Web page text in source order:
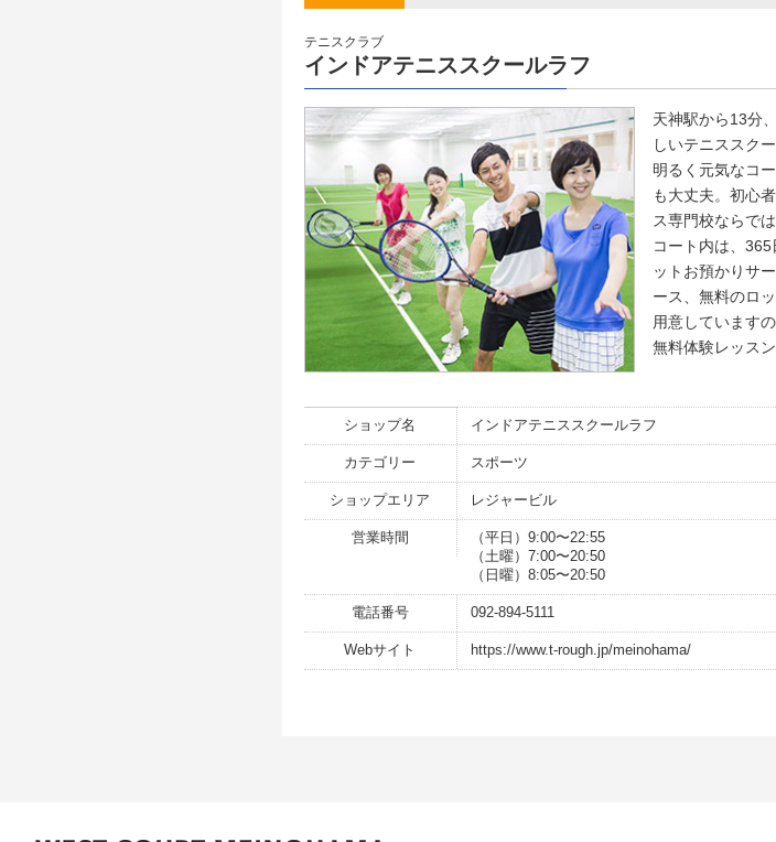
テニスクラブ
インドアテニススクールラフ
天神駅から13分
しいテニススクー
明るく元気なコ
も大丈夫。初心
ス専門校ならで
コート内は、
ットお預かりサ
ース、無料のロ
用意しています
無料体験レッス
ショップ名 インドアテニススクールラフ
カテゴリー スポーツ
ショップエリア レジャービル
営業時間
（平日）9:00〜22:55
（土曜）7:00〜20:50
（日曜）8:05〜20:50
電話番号 092-894-5111
Webサイト https://www.t-rough.jp/meinohama/